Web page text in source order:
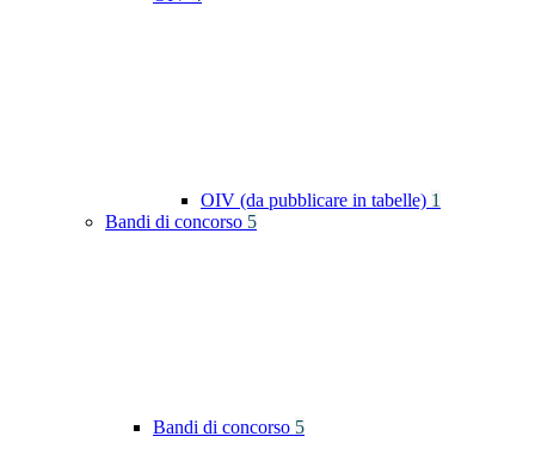
OIV (da pubblicare in tabelle) 1
Bandi di concorso 5
Bandi di concorso 5